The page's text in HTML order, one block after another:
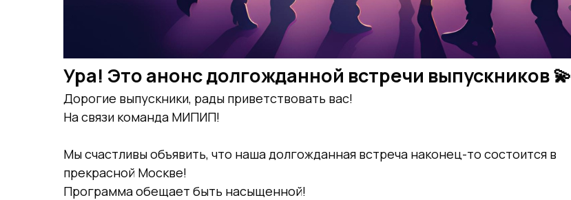
Ура! Это анонс долгожданной встречи выпускников 💫
Дорогие выпускники, рады приветствовать вас!
На связи команда МИПИП!
Мы счастливы объявить, что наша долгожданная встреча наконец-то состоится в
прекрасной Москве!
Программа обещает быть насыщенной!